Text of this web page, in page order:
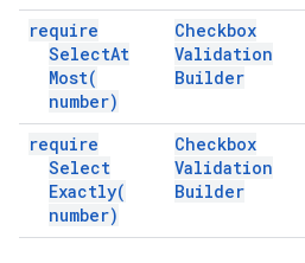
require
SelectAt
Most(
number)
Checkbox
Validation
Builder
require
Select
Exactly(
number)
Checkbox
Validation
Builder